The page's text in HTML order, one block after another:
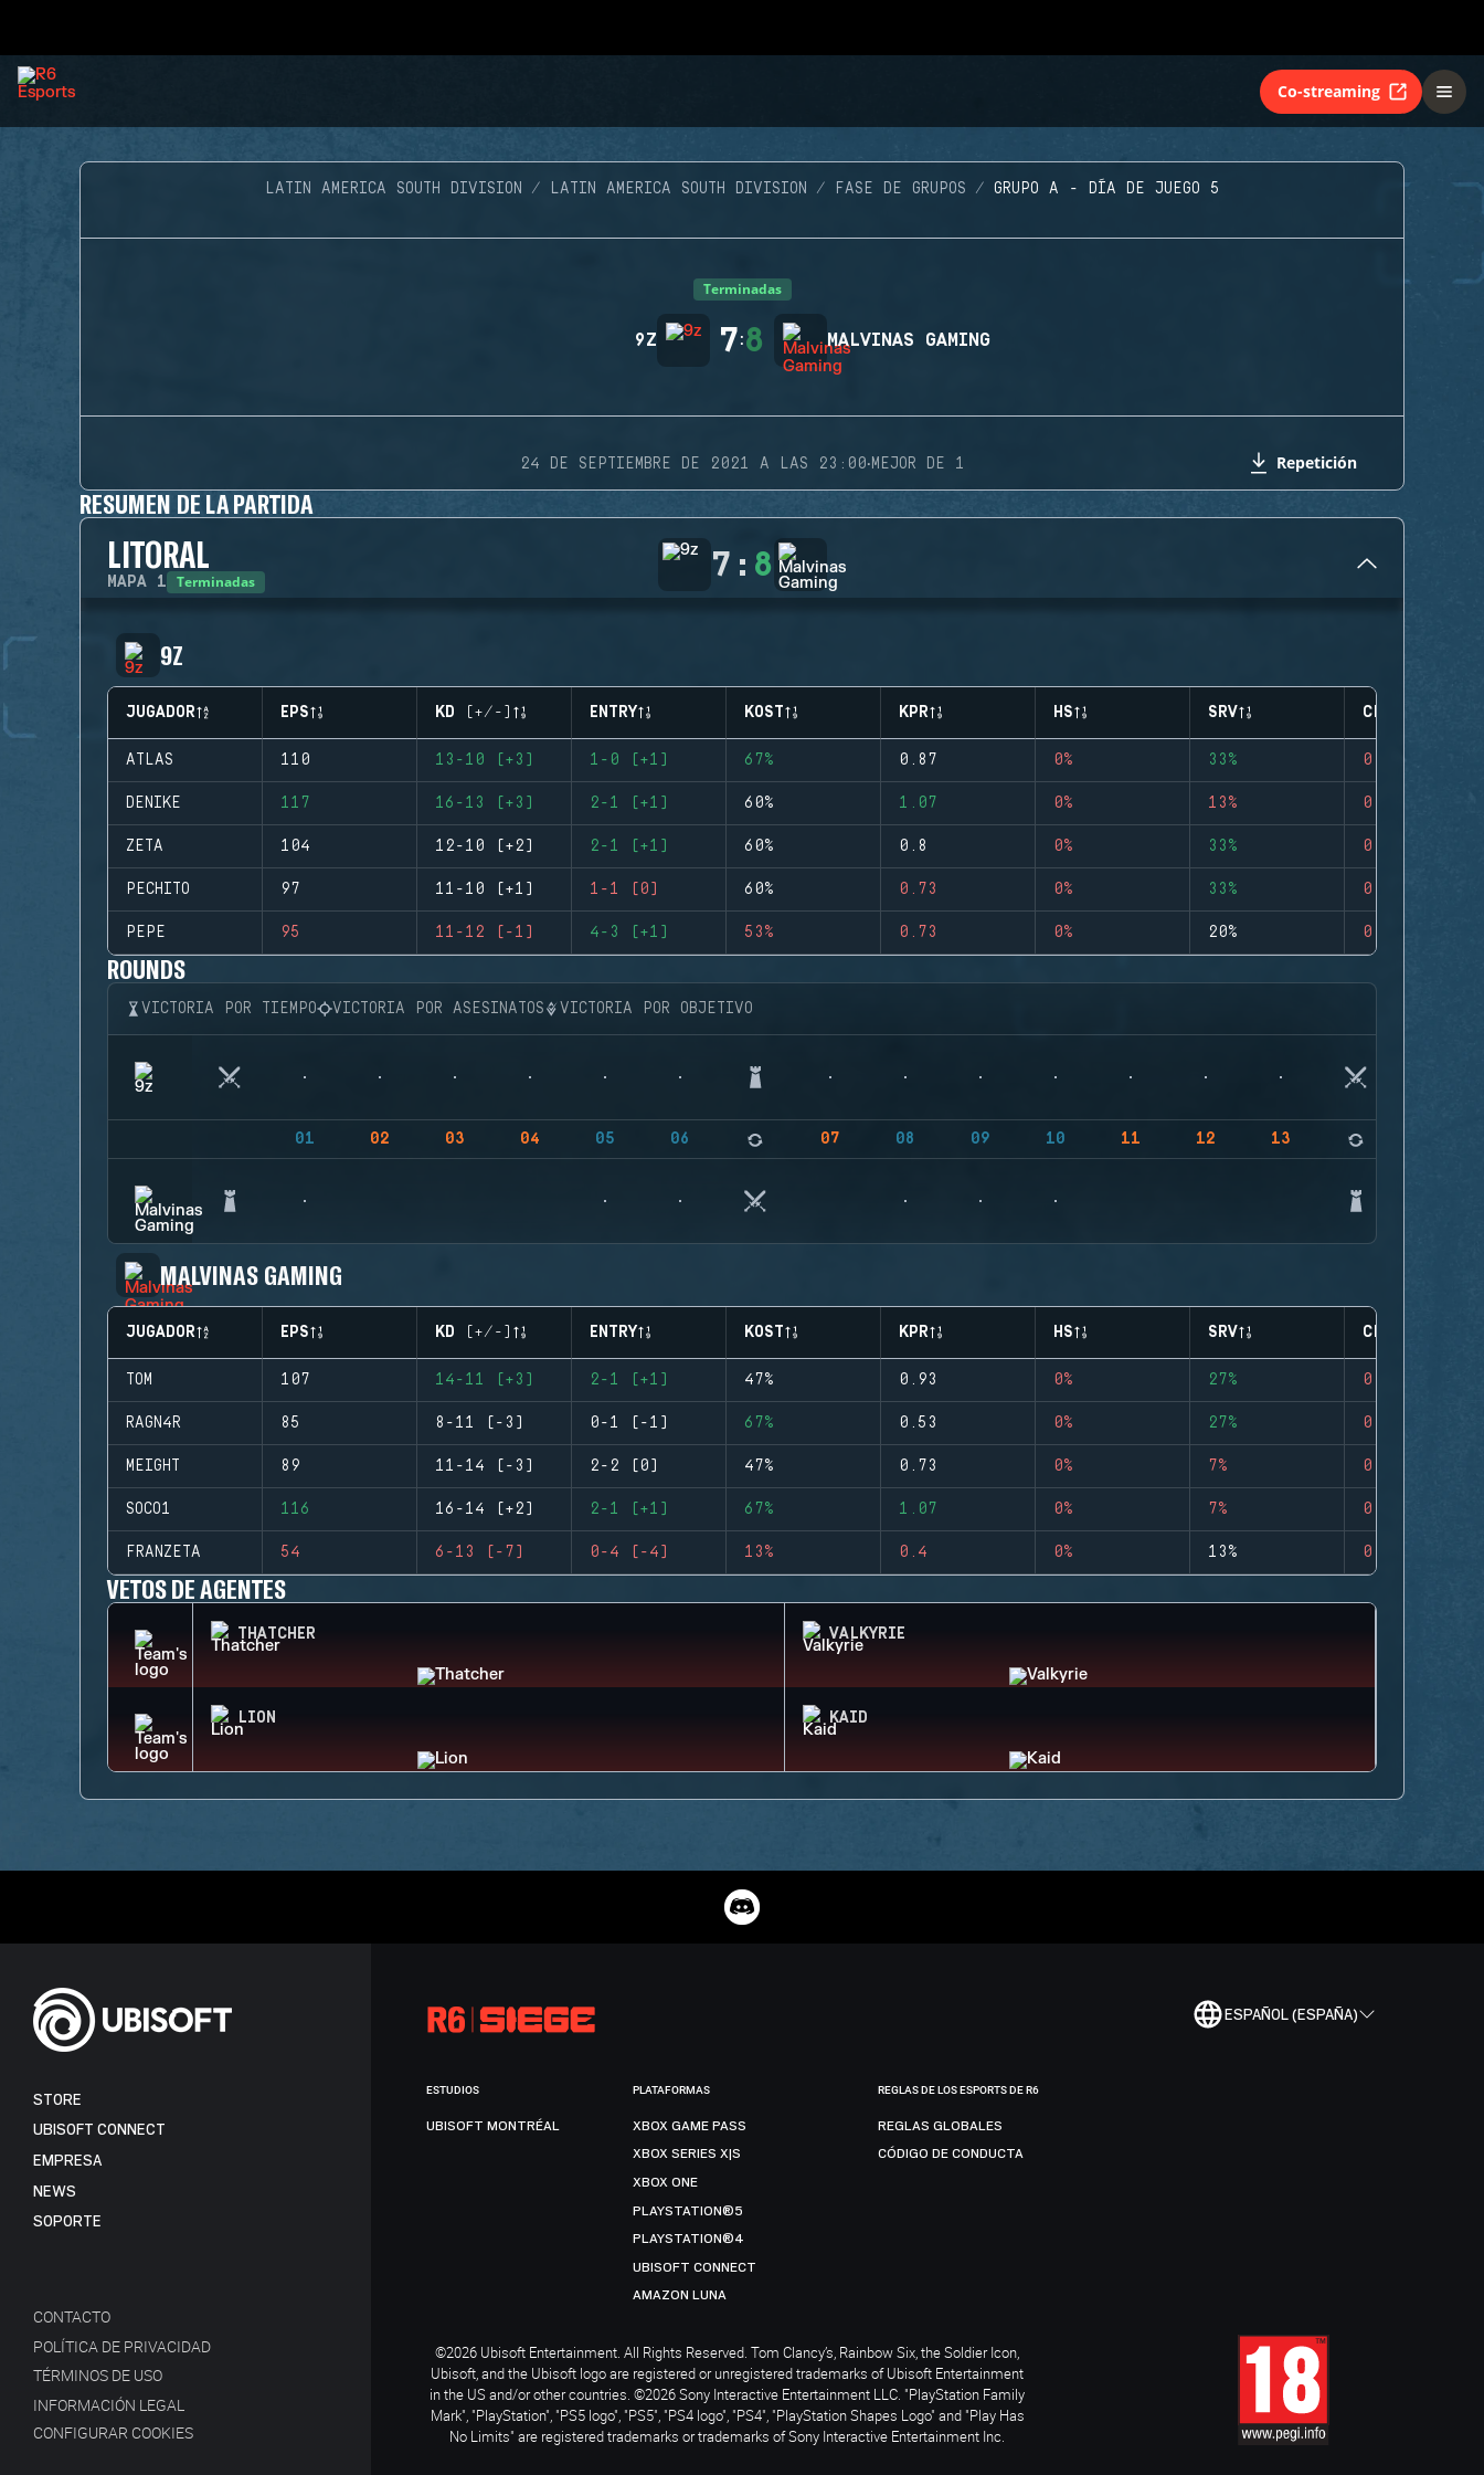
Co-streaming
LATIN AMERICA SOUTH DIVISION LATIN AMERICA SOUTH DIVISION FASE DE GRUPOS GRUPO A - DÍA DE JUEGO 5
Terminadas
9Z 7:8 MALVINAS GAMING
24 DE SEPTIEMBRE DE 2021 A LAS 23:00·MEJOR DE 1 Repetición
RESUMEN DE LA PARTIDA
LITORAL
MAPA 1 Terminadas 7 : 8
9Z
JUGADOR EPS KD (+/-) ENTRY KOST KPR HS SRV CLUTCHES
ATLAS 110 13-10 (+3) 1-0 (+1) 67% 0.87 0% 33% 0
DENIKE 117 16-13 (+3) 2-1 (+1) 60% 1.07 0% 13% 0
ZETA 104 12-10 (+2) 2-1 (+1) 60% 0.8 0% 33% 0
PECHITO 97 11-10 (+1) 1-1 (0) 60% 0.73 0% 33% 0
PEPE 95 11-12 (-1) 4-3 (+1) 53% 0.73 0% 20% 0
ROUNDS
VICTORIA POR TIEMPO VICTORIA POR ASESINATOS VICTORIA POR OBJETIVO
01 02 03 04 05 06 07 08 09 10 11 12 13
MALVINAS GAMING
JUGADOR EPS KD (+/-) ENTRY KOST KPR HS SRV CLUTCHES
TOM 107 14-11 (+3) 2-1 (+1) 47% 0.93 0% 27% 0
RAGN4R 85 8-11 (-3) 0-1 (-1) 67% 0.53 0% 27% 0
MEIGHT 89 11-14 (-3) 2-2 (0) 47% 0.73 0% 7% 0
SOCO1 116 16-14 (+2) 2-1 (+1) 67% 1.07 0% 7% 0
FRANZETA 54 6-13 (-7) 0-4 (-4) 13% 0.4 0% 13% 0
VETOS DE AGENTES
THATCHER VALKYRIE
LION KAID
ESPAÑOL (ESPAÑA)
STORE
UBISOFT CONNECT
EMPRESA
NEWS
SOPORTE
CONTACTO
POLÍTICA DE PRIVACIDAD
TÉRMINOS DE USO
INFORMACIÓN LEGAL
CONFIGURAR COOKIES
ESTUDIOS
UBISOFT MONTRÉAL
PLATAFORMAS
XBOX GAME PASS
XBOX SERIES X|S
XBOX ONE
PLAYSTATION®5
PLAYSTATION®4
UBISOFT CONNECT
AMAZON LUNA
REGLAS DE LOS ESPORTS DE R6
REGLAS GLOBALES
CÓDIGO DE CONDUCTA
©2026 Ubisoft Entertainment. All Rights Reserved. Tom Clancy’s, Rainbow Six, the Soldier Icon,
Ubisoft, and the Ubisoft logo are registered or unregistered trademarks of Ubisoft Entertainment
in the US and/or other countries. ©2026 Sony Interactive Entertainment LLC. "PlayStation Family
Mark", "PlayStation", "PS5 logo", "PS5", "PS4 logo", "PS4", "PlayStation Shapes Logo" and "Play Has
No Limits" are registered trademarks or trademarks of Sony Interactive Entertainment Inc.